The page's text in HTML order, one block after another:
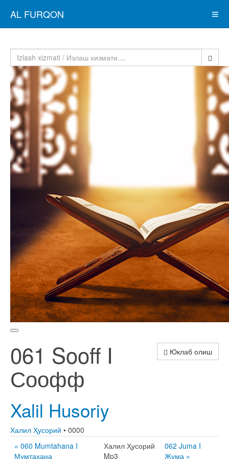
AL FURQON
Юклаб олиш
061 Sooff I
Соофф
Xalil Husoriy
Халил Ҳусорий • 0000
« 060 Mumtahana I
Мумтаҳана
Халил Ҳусорий
Mp3
062 Juma I
Жума »